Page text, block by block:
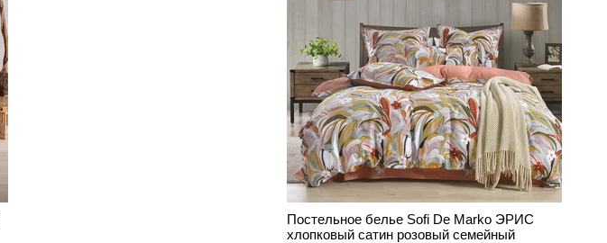
Постельное белье Sofi De Marko ЭРИС
хлопковый сатин розовый семейный